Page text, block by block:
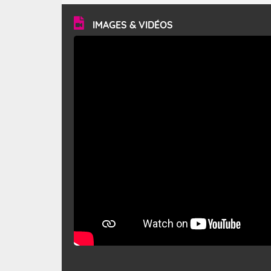
vitesse moyenne de 50 km/h et atteindre 80 à 100 km/h
en rafales, parfois davantage. Il parcourt la basse vallée
du Rhône et la Provence et envahit le littoral
méditerranéen à partir de la Camargue.
IMAGES & VIDÉOS